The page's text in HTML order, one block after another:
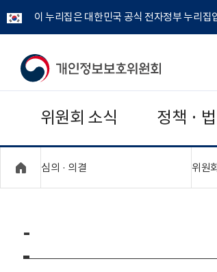
이 누리집은 대한민국 공식 전자정부 누리집
개
보
보
위
위원회 소식 정책 ·
심의 · 의결 위원
-